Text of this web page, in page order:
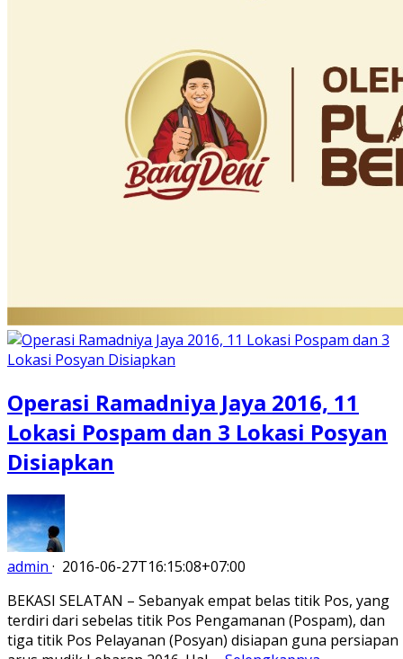
Operasi Ramadniya Jaya 2016, 11
Lokasi Pospam dan 3 Lokasi Posyan
Disiapkan
admin · 2016-06-27T16:15:08+07:00
BEKASI SELATAN – Sebanyak empat belas titik Pos, yang
terdiri dari sebelas titik Pos Pengamanan (Pospam), dan
tiga titik Pos Pelayanan (Posyan) disiapan guna persiapan